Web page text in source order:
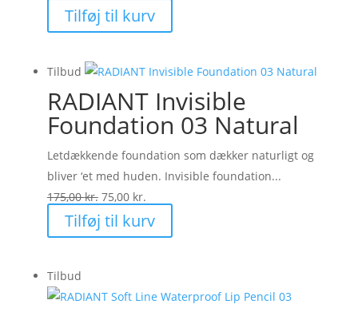
oprindelige
pris
135,00 kr..
aktuelle
pris
67,50 kr..
Tilføj til kurv
Tilbud
RADIANT Invisible
Foundation 03 Natural
Letdækkende foundation som dækker naturligt og
bliver ‘et med huden. Invisible foundation...
175,00kr. Den
oprindelige
pris
75,00 kr.
aktuelle
pris
Tilføj til kurv
Tilbud